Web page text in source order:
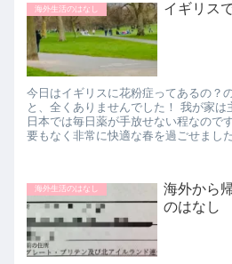
海外生活のはなし イギリス
今日はイギリスに花粉症ってあるの？
と、全くありませんでした！ 我が家
日本では毎日薬が手放せない程なので
要もなく非常に快適な春を過ごせまし
海外生活のはなし
海外から
のはなし